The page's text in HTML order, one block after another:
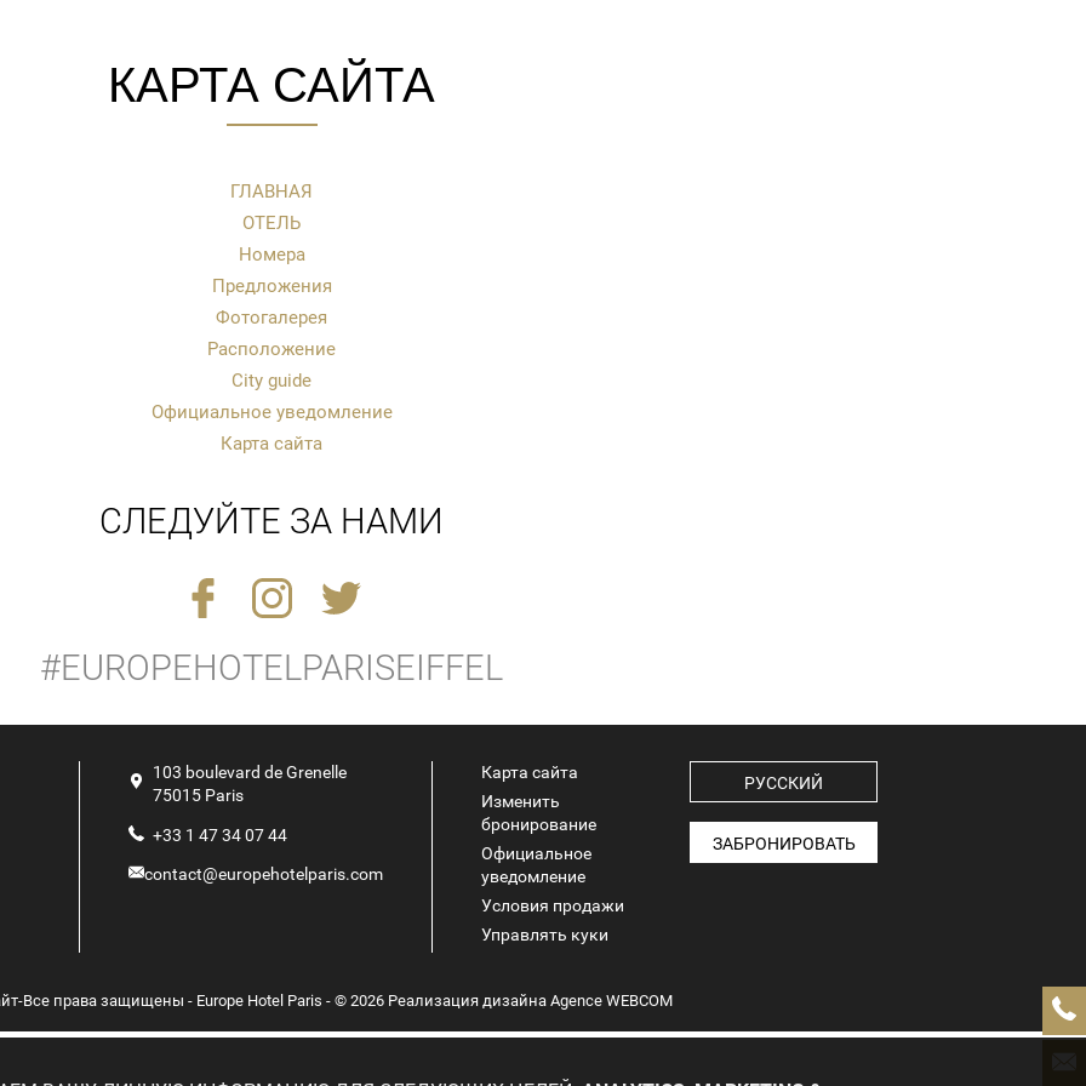
КАРТА САЙТА
ГЛАВНАЯ
ОТЕЛЬ
Номера
Предложения
Фотогалерея
Расположение
City guide
Официальное уведомление
Карта сайта
СЛЕДУЙТЕ ЗА НАМИ
#EUROPEHOTELPARISEIFFEL
103 boulevard de Grenelle
75015 Paris
+33 1 47 34 07 44
contact@europehotelparis.com
Карта сайта
Изменить
бронирование
Официальное
уведомление
Условия продажи
Управлять куки
РУССКИЙ
ЗАБРОНИРОВАТЬ
Все права защищены - Europe Hotel Paris - © 2026 Реализация дизайна Agence WEBCOM